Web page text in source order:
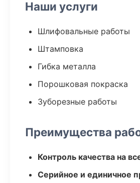
Наши услуги
Шлифовальные работы
Штамповка
Гибка металла
Порошковая покраска
Зуборезные работы
Преимущества
Контроль качества на
Серийное и единичное